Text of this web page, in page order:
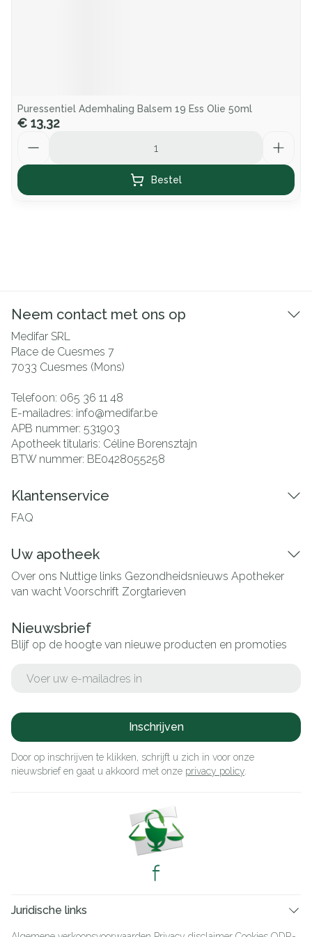
Puressentiel Ademhaling Balsem 19 Ess Olie 50ml
€ 13,32
Bestel
Neem contact met ons op
Medifar SRL
Place de Cuesmes 7
7033 Cuesmes (Mons)
Telefoon: 065 36 11 48
E-mailadres: info@medifar.be
APB nummer: 531903
Apotheek titularis: Céline Borensztajn
BTW nummer: BE0428055258
Klantenservice
FAQ
Uw apotheek
Over ons Nuttige links Gezondheidsnieuws Apotheker
van wachtVoorschrift Zorgtarieven
Nieuwsbrief
Blijf op de hoogte van nieuwe producten en promoties
Inschrijven
Door op inschrijven te klikken, schrijft u zich in voor onze
nieuwsbrief en gaat u akkoord met onze privacy policy
Juridische links